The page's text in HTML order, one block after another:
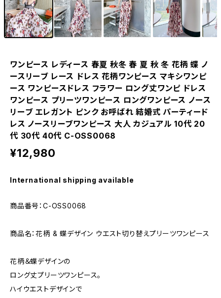
ワンピース レディース 春夏 秋冬 春 夏 秋 冬 花柄 蝶 ノ
ースリーブ レース ドレス 花柄ワンピース マキシワンピ
ース ワンピースドレス フラワー ロング丈ワンピ ドレス
ワンピース プリーツワンピース ロングワンピース ノース
リーブ エレガント ピンク お呼ばれ 結婚式 パーティード
レス ノースリーブワンピース 大人 カジュアル 10代 20
代 30代 40代 C-OSS0068
¥12,980
International shipping available
商品番号：C-OSS0068
商品名：花柄 & 蝶デザイン ウエスト切り替えプリーツワンピース
花柄＆蝶デザインの
ロング丈プリーツワンピース。
ハイウエストデザインで